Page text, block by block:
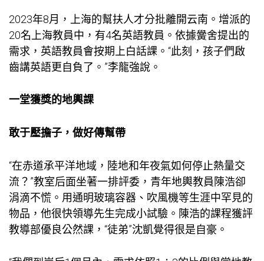
2023年8月，上海的幫扶人才分批離開云南。增派的
20名上海教員中，有4名英語教員。依據黌舍提出的
需求，英語教員會按期上白話課。“此刻，孩子們啟
齒講英語更自負了。”李龍強說。
一堂獲獎的地輿課
敢于壓擔子，做好傳幫帶
“在赤道承平洋地域，陸地和年夜氣如何停止熱量交
流？”教室后面坐著一排評委，青年地輿教員陳浩卻
涓滴不慌。用通明玻璃容器、吹風機等生涯中罕見的
物品，他很快領導先生完成小試驗。陳浩的課程獲評
教導部優良公然課，“徒弟”沈凱覺得很是自豪。